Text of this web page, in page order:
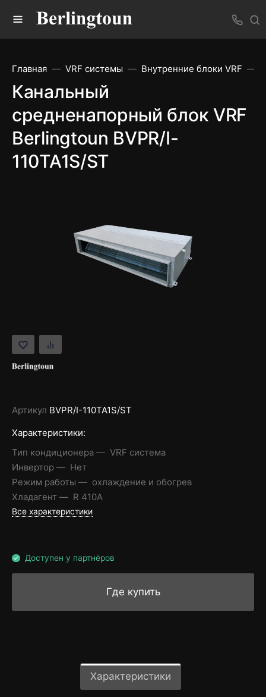
Главная VRF системы Внутренние блоки VRF
Канальный
средненапорный блок VRF
Berlingtoun BVPR/I-
110TA1S/ST
Артикул BVPR/I-110TA1S/ST
Характеристики:
Тип кондиционера
VRF система
Инвертор
Нет
Режим работы
охлаждение и обогрев
Хладагент
R 410A
Все характеристики
Доступен у партнёров
Где купить
Характеристики